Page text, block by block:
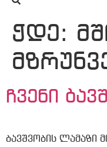
ჭდე:
ჩვენი
ბავშვობის ლამაზი